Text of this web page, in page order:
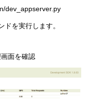
dev_appserver.py
ドを実行します。
面を確認